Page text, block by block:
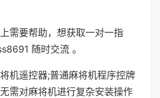
需要帮助，想获取一对一指
随时交流 。
机遥控器;普通麻将机程序控牌
需对麻将机进行复杂安装操作